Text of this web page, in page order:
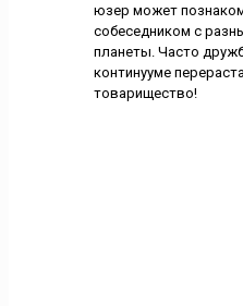
юзер может
собеседником с
планеты. Часто
континууме
товарищество!